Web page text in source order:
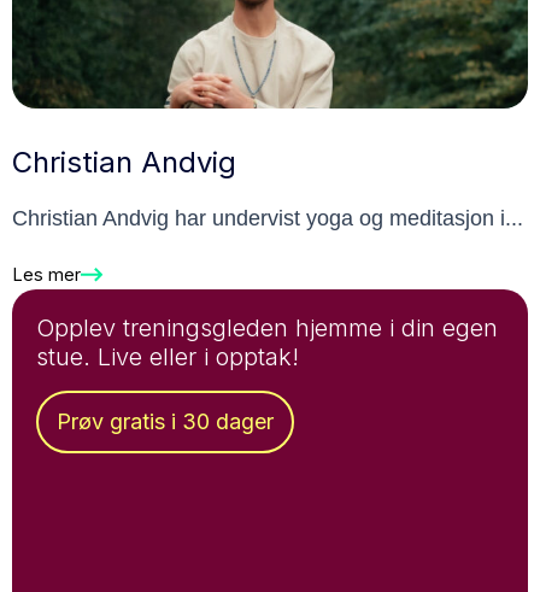
Christian Andvig
Christian Andvig har undervist yoga og meditasjon i...
Les mer
Opplev treningsgleden hjemme i din egen
stue. Live eller i opptak!
Prøv gratis i 30 dager